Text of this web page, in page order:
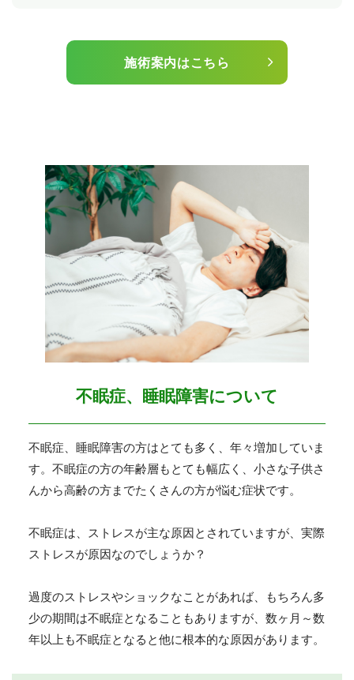
施術案内はこちら
不眠症、睡眠障害について
不眠症、睡眠障害の方はとても多く、年々増加していま
す。不眠症の方の年齢層もとても幅広く、小さな子供さ
んから高齢の方までたくさんの方が悩む症状です。
不眠症は、ストレスが主な原因とされていますが、実際
ストレスが原因なのでしょうか？
過度のストレスやショックなことがあれば、もちろん多
少の期間は不眠症となることもありますが、数ヶ月～数
年以上も不眠症となると他に根本的な原因があります。